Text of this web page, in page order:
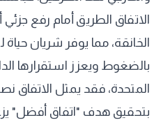
الاتفاق الطريق أمام رفع
الخانقة، مما يوفر شريان حياة
بالضغوط ويعزز استقرارها
المتحدة، فقد يمثل الاتفاق
بتحقيق هدف "اتفاق أفضل"